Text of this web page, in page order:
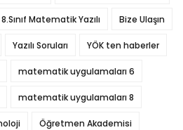
8.Sınıf Matematik Yazılı Bize Ulaşın
Yazılı Soruları YÖK ten haberler
matematik uygulamaları 6
matematik uygulamaları 8
Öğretmen Akademisi